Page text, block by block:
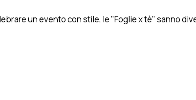
un evento con stile, le "Foglie x tè" sanno